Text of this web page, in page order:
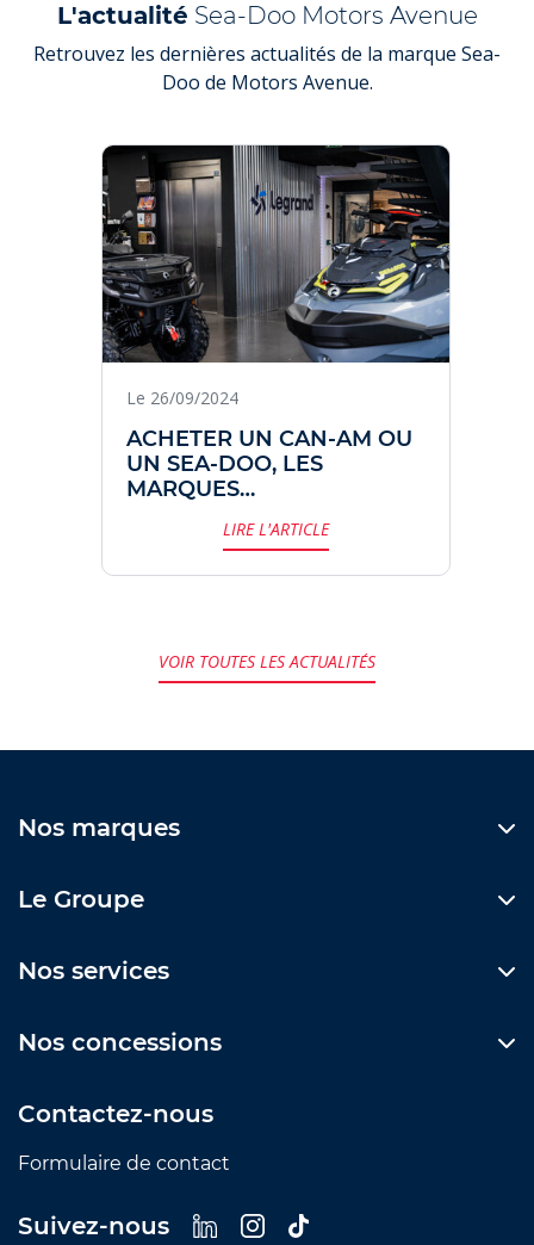
L'actualité Sea-Doo Motors Avenue
Retrouvez les dernières actualités de la marque Sea-
Doo de Motors Avenue.
Le 26/09/2024
ACHETER UN CAN-AM OU
UN SEA-DOO, LES
MARQUES
GROUPE BRP.
LIRE L'ARTICLE
VOIR TOUTES LES ACTUALITÉS
Nos marques
Le Groupe
Nos services
Nos concessions
Contactez-nous
Formulaire de contact
Suivez-nous